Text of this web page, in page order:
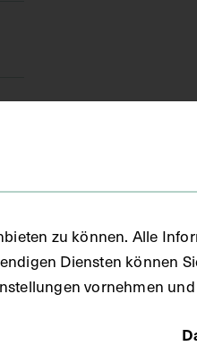
zu können. Alle
Diensten können
vornehmen